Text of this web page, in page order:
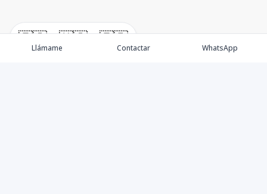
🇪🇸 🇺🇸 🇫🇷
Llámame Contactar WhatsApp